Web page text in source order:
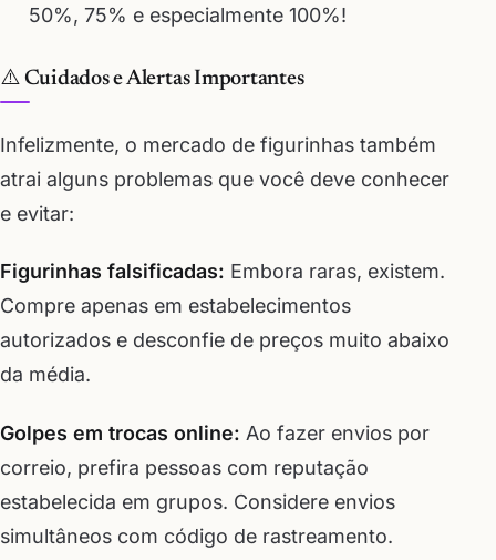
50%, 75% e especialmente 100%!
⚠️ Cuidados e Alertas Importantes
Infelizmente, o mercado de figurinhas também
atrai alguns problemas que você deve conhecer
e evitar:
Figurinhas falsificadas: Embora raras, existem.
Compre apenas em estabelecimentos
autorizados e desconfie de preços muito abaixo
da média.
Golpes em trocas online: Ao fazer envios por
correio, prefira pessoas com reputação
estabelecida em grupos. Considere envios
simultâneos com código de rastreamento.